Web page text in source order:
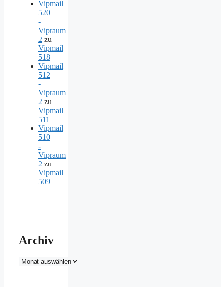
Vipmail
520
-
Vipraum
2 zu
Vipmail
518
Vipmail
512
-
Vipraum
2 zu
Vipmail
511
Vipmail
510
-
Vipraum
2 zu
Vipmail
509
Archiv
Archiv